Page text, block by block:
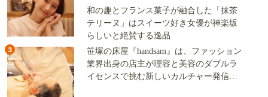
和の趣とフランス菓子が融合した「抹茶
テリーヌ」はスイーツ好き女優が神楽坂
らしいと絶賛する逸品
3
笹塚の床屋『handsam』は、ファッション
業界出身の店主が理容と美容のダブルラ
イセンスで挑む新しいカルチャー発信基